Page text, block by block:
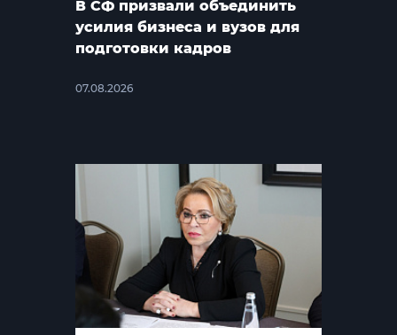
В СФ призвали объединить
усилия бизнеса и вузов для
подготовки кадров
07.08.2026